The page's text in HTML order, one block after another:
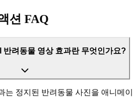
션 FAQ
반려동물 영상 효과란 무엇인가요?
는 정지된 반려동물 사진을 애니메이